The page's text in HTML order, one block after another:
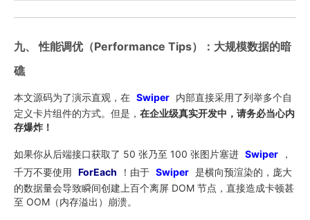
九、 性能调优（Performance Tips）：大规模数据的暗
礁
本文源码为了演示直观，在 Swiper 内部直接采用了列举多个自
定义卡片组件的方式。但是， 在企业级真实开发中，请务必当心内
存爆炸！
如果你从后端接口获取了 50 张乃至 100 张图片塞进 Swiper
，
千万不要使用 ForEach ！由于 Swiper 是横向预渲染的，庞大
的数据量会导致瞬间创建上百个离屏 DOM 节点，直接造成卡顿甚
至 OOM（内存溢出）崩溃。